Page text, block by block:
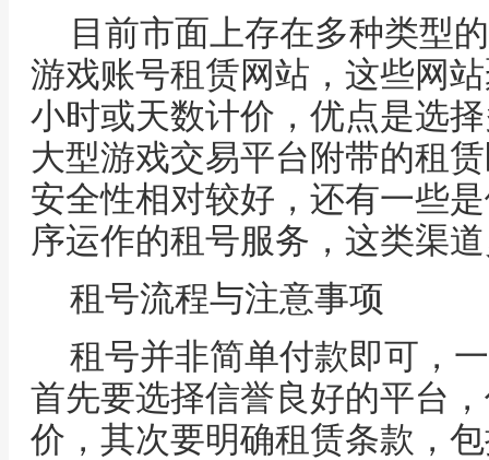
目前市面上存在多种类型
游戏账号租赁网站，这些网
小时或天数计价，优点是选
大型游戏交易平台附带的租
安全性相对较好，还有一些
序运作的租号服务，这类渠
租号流程与注意事项
租号并非简单付款即可，
首先要选择信誉良好的平台
价，其次要明确租赁条款，